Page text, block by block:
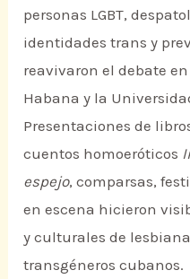
personas LGBT,
identidades trans y
reavivaron el debate
Habana y la
Presentaciones de
cuentos homoeróticos
espejo, comparsas,
en escena hicieron
y culturales de
transgéneros cubanos.